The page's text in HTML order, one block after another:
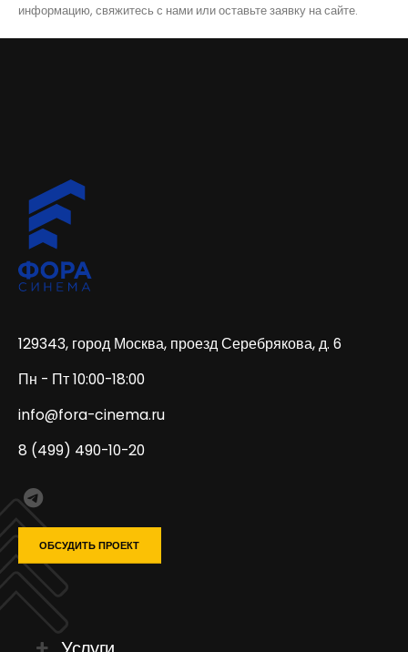
информацию, свяжитесь с нами или оставьте заявку на сайте.
129343, город Москва, проезд Серебрякова, д. 6
Пн - Пт 10:00-18:00
info@fora-cinema.ru
8 (499) 490-10-20
ОБСУДИТЬ ПРОЕКТ